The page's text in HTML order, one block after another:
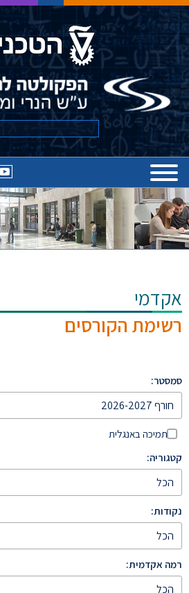
אקדמי
רשימת הקורסים
סמסטר:
תמיכה באנגלית
קטגוריה:
נקודות:
רמה אקדמית: